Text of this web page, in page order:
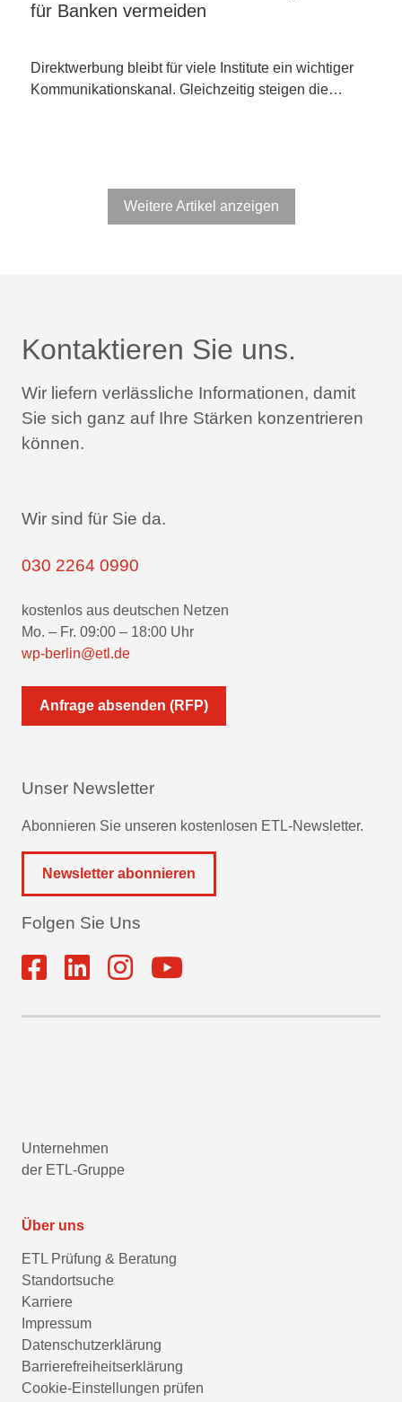
für Banken vermeiden
Direktwerbung bleibt für viele Institute ein wichtiger
Kommunikationskanal. Gleichzeitig steigen die…
Weitere Artikel anzeigen
Kontaktieren Sie uns.
Wir liefern verlässliche Informationen, damit
Sie sich ganz auf Ihre Stärken konzentrieren
können.
Wir sind für Sie da.
030 2264 0990
kostenlos aus deutschen Netzen
Mo. – Fr. 09:00 – 18:00 Uhr
wp-berlin@etl.de
Anfrage absenden (RFP)
Unser Newsletter
Abonnieren Sie unseren kostenlosen ETL-Newsletter.
Newsletter abonnieren
Folgen Sie Uns
Unternehmen
der ETL-Gruppe
Über uns
ETL Prüfung & Beratung
Standortsuche
Karriere
Impressum
Datenschutzerklärung
Barrierefreiheitserklärung
Cookie-Einstellungen prüfen